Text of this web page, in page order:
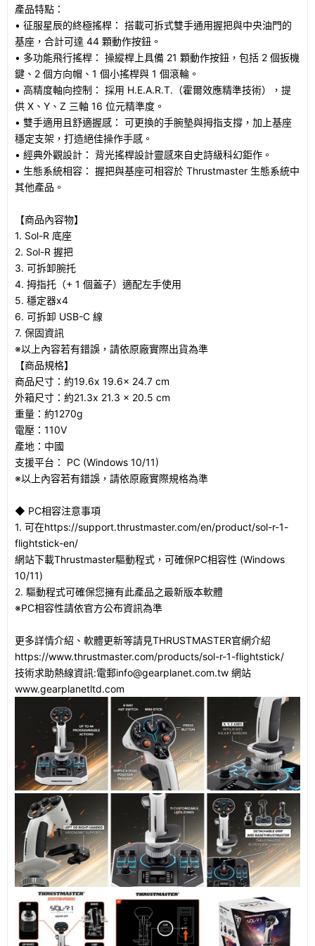
產品特點：
• 征服星辰的終極搖桿： 搭載可拆式雙手通用握把與中央油門的
基座，合計可達 44 顆動作按鈕。
• 多功能飛行搖桿： 操縱桿上具備 21 顆動作按鈕，包括 2 個扳機
鍵、2 個方向帽、1 個小搖桿與 1 個滾輪。
• 高精度軸向控制： 採用 H.E.A.R.T.（霍爾效應精準技術），提
供 X、Y、Z 三軸 16 位元精準度。
• 雙手適用且舒適握感： 可更換的手腕墊與拇指支撐，加上基座
穩定支架，打造絕佳操作手感。
• 經典外觀設計： 背光搖桿設計靈感來自史詩級科幻鉅作。
• 生態系統相容： 握把與基座可相容於 Thrustmaster 生態系統中
其他產品。
【商品內容物】
1. Sol-R 底座
2. Sol-R 握把
3. 可拆卸腕托
4. 拇指托（+ 1 個蓋子）適配左手使用
5. 穩定器x4
6. 可拆卸 USB-C 線
7. 保固資訊
※以上內容若有錯誤，請依原廠實際出貨為準
【商品規格】
商品尺寸：約19.6x 19.6x 24.7 cm
外箱尺寸：約21.3x 21.3 x 20.5 cm
重量：約1270g
電壓：110V
產地：中國
支援平台： PC (Windows 10/11)
※以上內容若有錯誤，請依原廠實際規格為準
◆ PC相容注意事項
1. 可在https://support.thrustmaster.com/en/product/sol-r-1-
flightstick-en/
網站下載Thrustmaster驅動程式，可確保PC相容性 (Windows
10/11)
2. 驅動程式可確保您擁有此產品之最新版本軟體
※PC相容性請依官方公布資訊為準
更多詳情介紹、軟體更新等請見THRUSTMASTER官網介紹
https://www.thrustmaster.com/products/sol-r-1-flightstick/
技術求助熱線資訊:電郵info@gearplanet.com.tw 網站
www.gearplanetltd.com